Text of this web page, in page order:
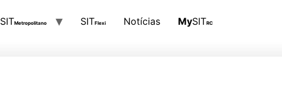
SITMetropolitano SITFlexi Notícias MySITRC